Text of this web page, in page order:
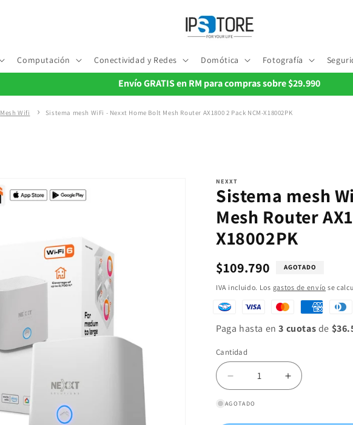
Computación Conectividad y Redes Domótica Fotografía
Envío GRATIS en RM para compras sobre $29.990
Mesh Wifi Sistema mesh WiFi - Nexxt Home Bolt Mesh Router AX1800 2 Pack NCM-X18002PK
NEXXT
Sistema mesh
Mesh Router
X18002PK
Precio
habitual
$109.790 AGOTADO
IVA incluido. Los gastos de envío se
Paga hasta en3 cuotasde
Cantidad
Reducir
cantidad
para
Aumentar
cantidad
AGOTADO